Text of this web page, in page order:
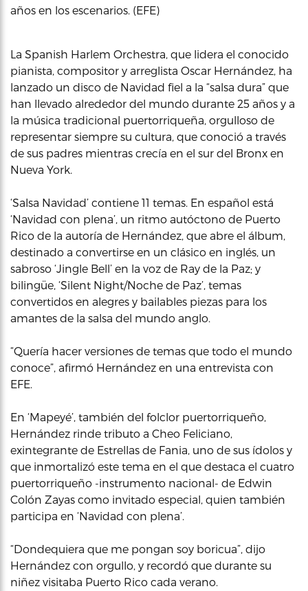
años en los escenarios. (EFE)
La Spanish Harlem Orchestra, que lidera el conocido
pianista, compositor y arreglista Oscar Hernández, ha
lanzado un disco de Navidad fiel a la “salsa dura” que
han llevado alrededor del mundo durante 25 años y a
la música tradicional puertorriqueña, orgulloso de
representar siempre su cultura, que conoció a través
de sus padres mientras crecía en el sur del Bronx en
Nueva York.
‘Salsa Navidad’ contiene 11 temas. En español está
‘Navidad con plena’, un ritmo autóctono de Puerto
Rico de la autoría de Hernández, que abre el álbum,
destinado a convertirse en un clásico en inglés, un
sabroso ‘Jingle Bell’ en la voz de Ray de la Paz; y
bilingüe, ‘Silent Night/Noche de Paz’, temas
convertidos en alegres y bailables piezas para los
amantes de la salsa del mundo anglo.
“Quería hacer versiones de temas que todo el mundo
conoce”, afirmó Hernández en una entrevista con
EFE.
En ‘Mapeyé’, también del folclor puertorriqueño,
Hernández rinde tributo a Cheo Feliciano,
exintegrante de Estrellas de Fania, uno de sus ídolos y
que inmortalizó este tema en el que destaca el cuatro
puertorriqueño -instrumento nacional- de Edwin
Colón Zayas como invitado especial, quien también
participa en ‘Navidad con plena’.
“Dondequiera que me pongan soy boricua”, dijo
Hernández con orgullo, y recordó que durante su
niñez visitaba Puerto Rico cada verano.